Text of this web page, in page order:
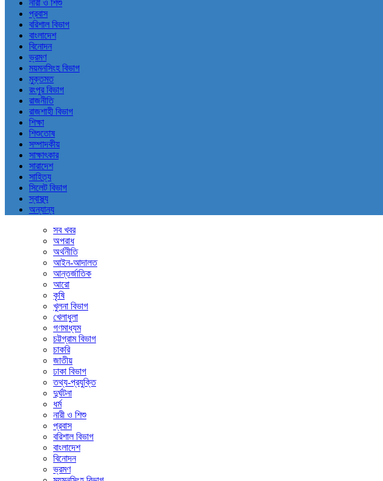
নারী ও শিশু
প্রবাস
বরিশাল বিভাগ
বাংলাদেশ
বিনোদন
ভ্রমণ
ময়মনসিংহ বিভাগ
মুক্তমত
রংপুর বিভাগ
রাজনীতি
রাজশাহী বিভাগ
শিক্ষা
শিশুতোষ
সম্পাদকীয়
সাক্ষাৎকার
সারাদেশ
সাহিত্য
সিলেট বিভাগ
স্বাস্থ্য
অন্যান্য
সব খবর
অপরাধ
অর্থনীতি
আইন-আদালত
আন্তর্জাতিক
আরো
কৃষি
খুলনা বিভাগ
খেলাধুলা
গণমাধ্যম
চট্টগ্রাম বিভাগ
চাকরি
জাতীয়
ঢাকা বিভাগ
তথ্য-প্রযুক্তি
দুর্ঘটনা
ধর্ম
নারী ও শিশু
প্রবাস
বরিশাল বিভাগ
বাংলাদেশ
বিনোদন
ভ্রমণ